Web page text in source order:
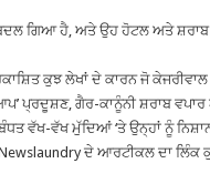
ਗਿਆ ਹੈ, ਅਤੇ ਉਹ ਹੋਟਲ ਅਤੇ ਸ਼ਰਾਬ
ਕੁਝ ਲੇਖਾਂ ਦੇ ਕਾਰਨ ਜੋ ਕੇਜਰੀਵਾਲ
ਪ੍ਰਦੂਸ਼ਣ, ਗੈਰ-ਕਾਨੂੰਨੀ ਸ਼ਰਾਬ
ਵੱਖ-ਵੱਖ ਮੁੱਦਿਆਂ ‘ਤੇ ਉਨ੍ਹਾਂ ਨੂੰ
ਦੇ ਆਰਟੀਕਲ ਦਾ ਲਿੰਕ